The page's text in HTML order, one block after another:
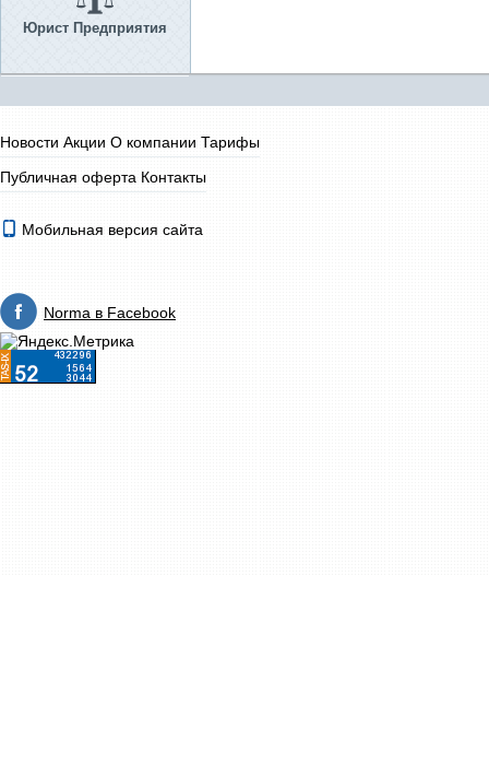
Юрист Предприятия
Новости Акции О компании Тарифы
Публичная оферта Контакты
Мобильная версия сайта
Norma в Facebook